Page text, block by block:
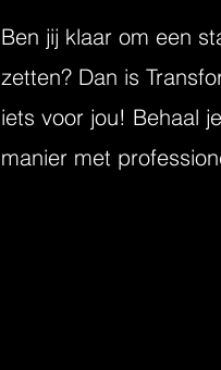
Ben jij klaar om een
zetten? Dan is
iets voor jou! Behaal
manier met